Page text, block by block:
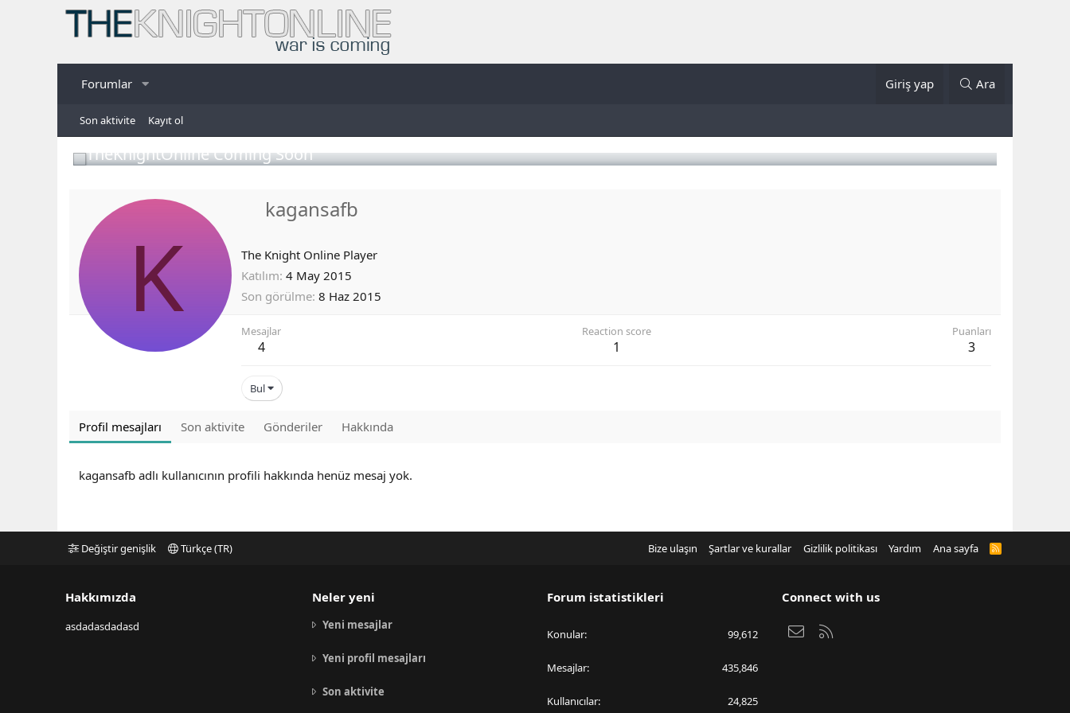
Forumlar Giriş yap Ara
Son aktivite Kayıt ol
TheKnightOnline Coming Soon
K
kagansafb
The Knight Online Player
Katılım 4 May 2015
Son görülme 8 Haz 2015
Mesajlar
4
Reaction score
1
Puanları
3
Bul
Profil mesajları Son aktivite Gönderiler Hakkında
kagansafb adlı kullanıcının profili hakkında henüz mesaj yok.
Değiştir genişlik Türkçe (TR) Bize ulaşın Şartlar ve kurallar Gizlilik politikası Yardım Ana sayfa
R
Hakkımızda
asdadasdadasd
Neler yeni
Yeni mesajlar
Yeni profil mesajları
Son aktivite
Forum istatistikleri
Konular 99,612
Mesajlar 435,846
Kullanıcılar 24,825
Connect with us
Bize ulaşın